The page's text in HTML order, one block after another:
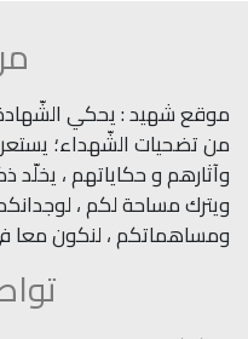
موقع شهيد : يحكي الشّهادة
من تضحيات الشّهداء؛
وآثارهم و حكاياتهم ، يخلّد
ويترك مساحة لكم ،
ومساهماتكم ، لنكون معا